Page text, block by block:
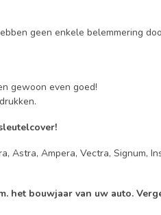
geen enkele belemmering
gewoon even goed!
Astra, Ampera, Vectra, Signum,
het bouwjaar van uw auto.